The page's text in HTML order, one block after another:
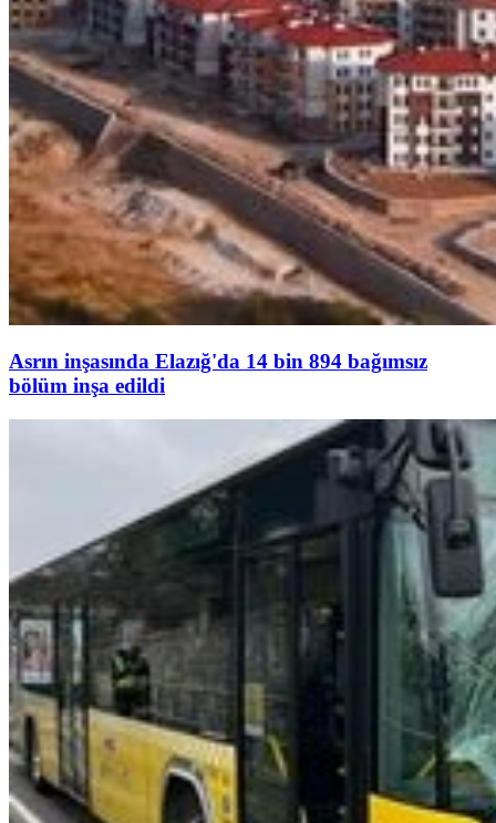
Asrın inşasında Elazığ'da 14 bin 894 bağımsız
bölüm inşa edildi